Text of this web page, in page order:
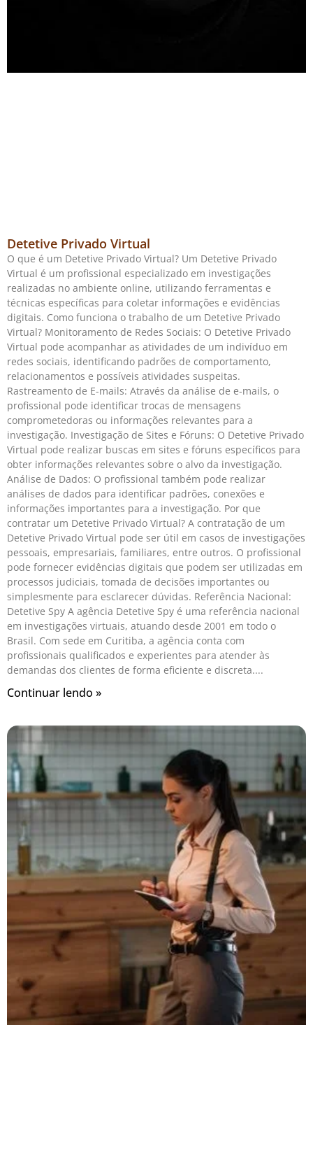
Detetive Privado Virtual
O que é um Detetive Privado Virtual? Um Detetive Privado
Virtual é um profissional especializado em investigações
realizadas no ambiente online, utilizando ferramentas e
técnicas específicas para coletar informações e evidências
digitais. Como funciona o trabalho de um Detetive Privado
Virtual? Monitoramento de Redes Sociais: O Detetive Privado
Virtual pode acompanhar as atividades de um indivíduo em
redes sociais, identificando padrões de comportamento,
relacionamentos e possíveis atividades suspeitas.
Rastreamento de E-mails: Através da análise de e-mails, o
profissional pode identificar trocas de mensagens
comprometedoras ou informações relevantes para a
investigação. Investigação de Sites e Fóruns: O Detetive Privado
Virtual pode realizar buscas em sites e fóruns específicos para
obter informações relevantes sobre o alvo da investigação.
Análise de Dados: O profissional também pode realizar
análises de dados para identificar padrões, conexões e
informações importantes para a investigação. Por que
contratar um Detetive Privado Virtual? A contratação de um
Detetive Privado Virtual pode ser útil em casos de investigações
pessoais, empresariais, familiares, entre outros. O profissional
pode fornecer evidências digitais que podem ser utilizadas em
processos judiciais, tomada de decisões importantes ou
simplesmente para esclarecer dúvidas. Referência Nacional:
Detetive Spy A agência Detetive Spy é uma referência nacional
em investigações virtuais, atuando desde 2001 em todo o
Brasil. Com sede em Curitiba, a agência conta com
profissionais qualificados e experientes para atender às
demandas dos clientes de forma eficiente e discreta.
Continuar lendo »